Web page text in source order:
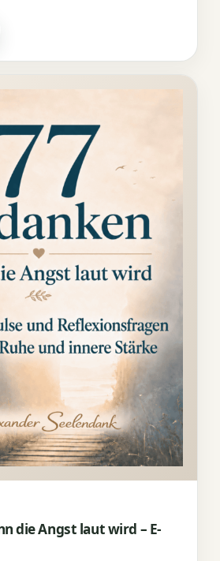
die Angst laut wird – E-